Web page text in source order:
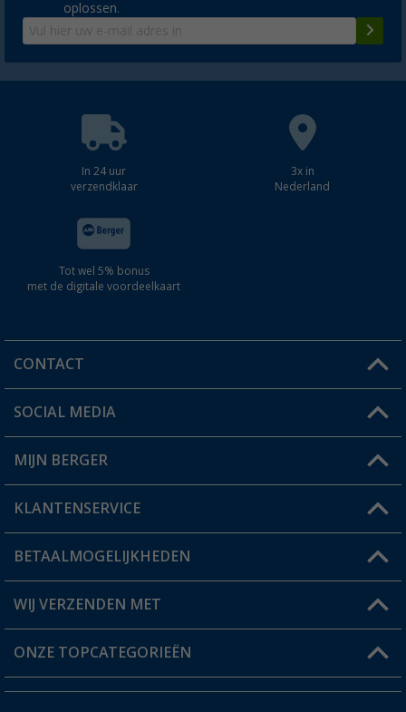
oplossen.
In 24 uur
verzendklaar
3x in
Nederland
Tot wel 5% bonus
met de digitale voordeelkaart
CONTACT
Een vraag?
Winkel vinden
SOCIAL MEDIA
MIJN BERGER
Mijn account
Status bestelling
Verlanglijstje
KLANTENSERVICE
FAQ & Contact
Verzendinformatie
Catalogus
BETAALMOGELIJKHEDEN
WIJ VERZENDEN MET
ONZE TOPCATEGORIEËN